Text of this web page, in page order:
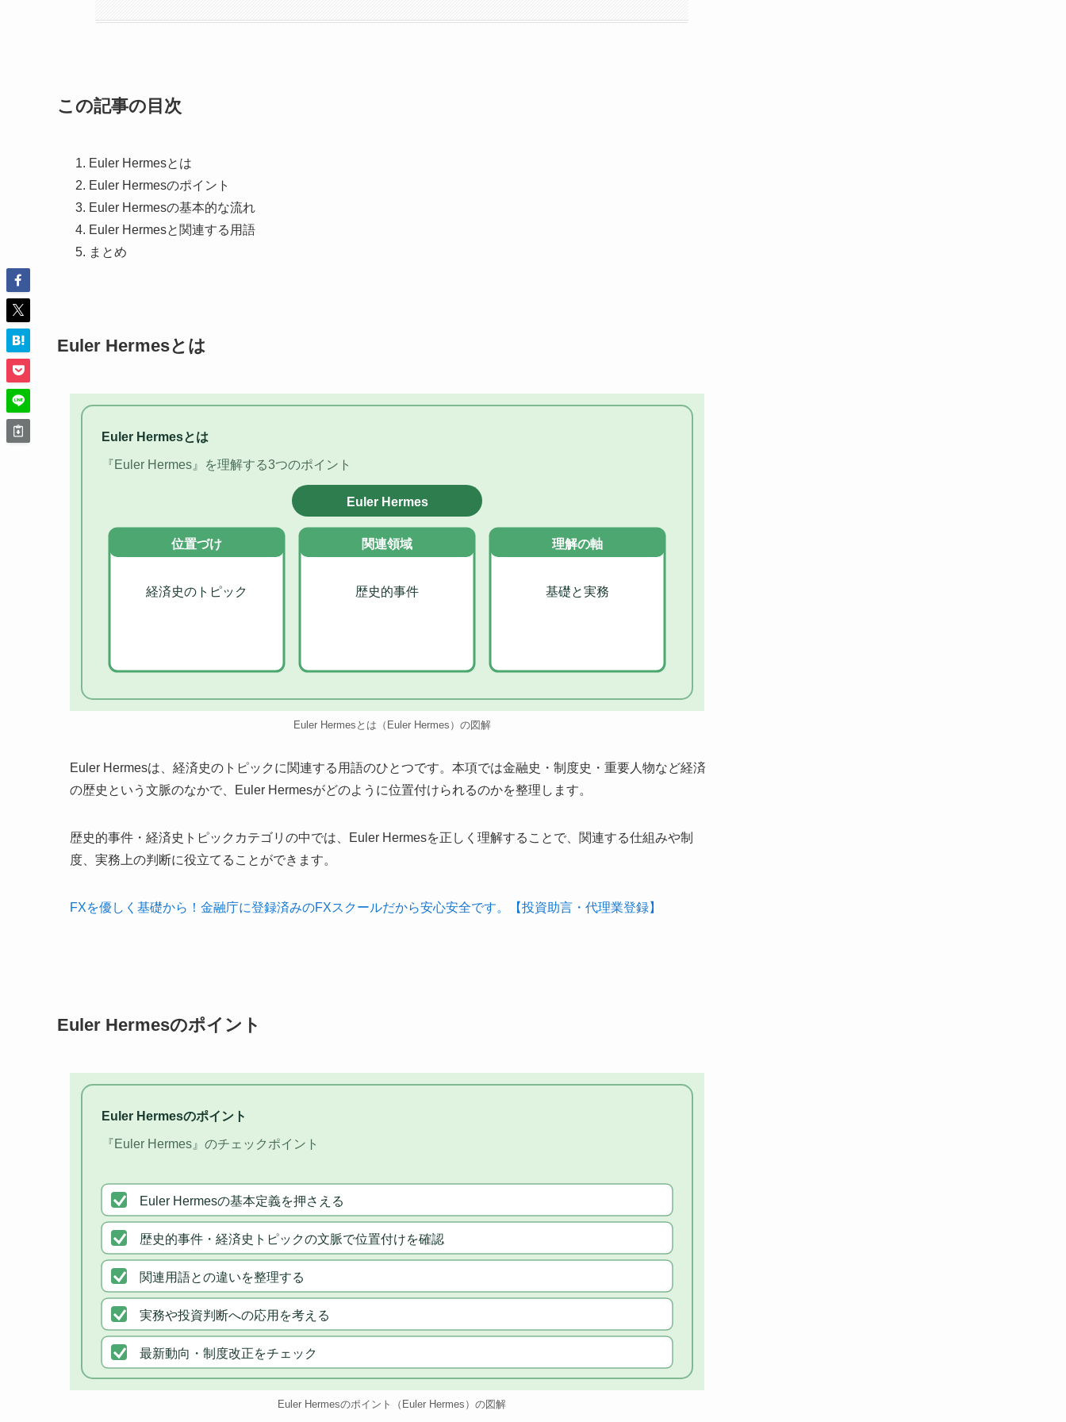
この記事の目次
Euler Hermesとは
Euler Hermesのポイント
Euler Hermesの基本的な流れ
Euler Hermesと関連する用語
まとめ
Euler Hermesとは
Euler Hermesとは
『Euler Hermes』を理解する3つのポイント
Euler Hermes
位置づけ
経済史のトピック
関連領域
歴史的事件
理解の軸
基礎と実務
Euler Hermesとは（Euler Hermes）の図解
Euler Hermesは、経済史のトピックに関連する用語のひとつです。本項では金融史・制度史・重要人物など経済
の歴史という文脈のなかで、Euler Hermesがどのように位置付けられるのかを整理します。
歴史的事件・経済史トピックカテゴリの中では、Euler Hermesを正しく理解することで、関連する仕組みや制
度、実務上の判断に役立てることができます。
FXを優しく基礎から！金融庁に登録済みのFXスクールだから安心安全です。【投資助言・代理業登録】
Euler Hermesのポイント
Euler Hermesのポイント
『Euler Hermes』のチェックポイント
Euler Hermesの基本定義を押さえる
歴史的事件・経済史トピックの文脈で位置付けを確認
関連用語との違いを整理する
実務や投資判断への応用を考える
最新動向・制度改正をチェック
Euler Hermesのポイント（Euler Hermes）の図解